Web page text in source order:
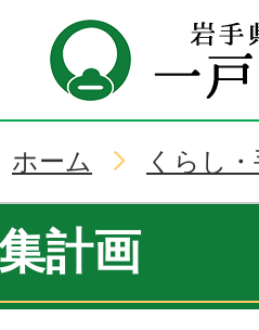
ホーム くらし
計画